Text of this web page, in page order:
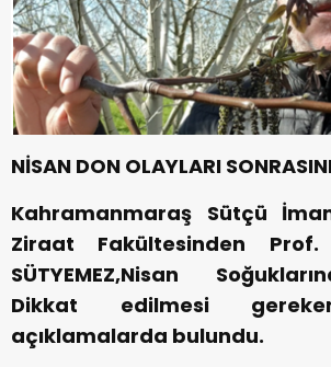
NİSAN DON OLAYLARI
Kahramanmaraş Sütçü
Ziraat Fakültesinden
SÜTYEMEZ,Nisan
Dikkat edilmesi
açıklamalarda bulundu.